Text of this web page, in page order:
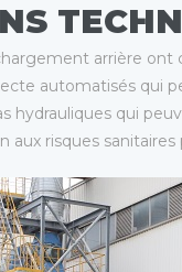
arrière
automatisés qui
qui
risques